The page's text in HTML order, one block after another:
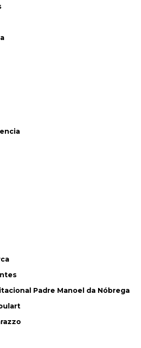
Padre Manoel da Nóbrega